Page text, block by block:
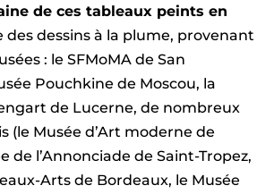
de ces tableaux peints en
des dessins à la plume, provenant
: le SFMoMA de San
Pouchkine de Moscou, la
de Lucerne, de nombreux
(le Musée d’Art moderne de
de l’Annonciade de Saint-Tropez,
Arts de Bordeaux, le Musée